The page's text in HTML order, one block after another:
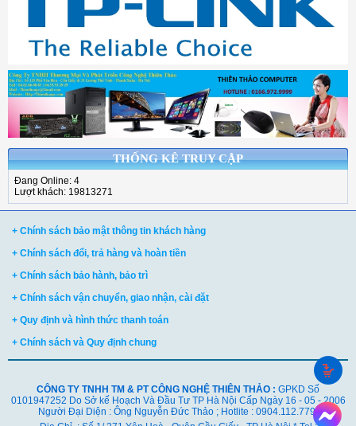
THỐNG KÊ TRUY CẬP
Đang Online: 4
Lượt khách: 19813271
+ Chính sách bảo mật thông tin khách hàng
+ Chính sách đổi, trả hàng và hoàn tiền
+ Chính sách bảo hành, bảo trì
+ Chính sách vận chuyển, giao nhận, cài đặt
+ Quy định và hình thức thanh toán
+ Chính sách và Quy định chung
CÔNG TY TNHH TM & PT CÔNG NGHỆ THIÊN THẢO : GPKD Số
0101947252 Do Sở kế Hoạch Và Đầu Tư TP Hà Nội Cấp Ngày 16 - 05 - 2006
Người Đại Diện : Ông Nguyễn Đức Thảo ; Hotlite : 0904.112.779